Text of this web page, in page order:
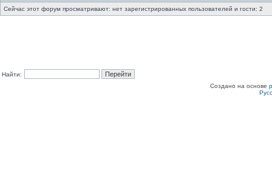
Сейчас этот форум просматривают: нет зарегистрированных пользователей и гости: 2
Найти:
Создано на основе